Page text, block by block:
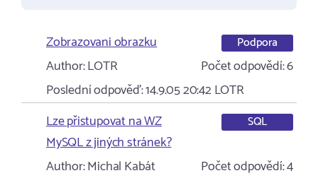
Zobrazovani obrazku Podpora
Author:LOTR Počet odpovědí:6
Poslední odpověď:14.9.05 20:42LOTR
Lze přistupovat na WZ
MySQL z jiných stránek?
SQL
Author:Michal Kabát Počet odpovědí:4